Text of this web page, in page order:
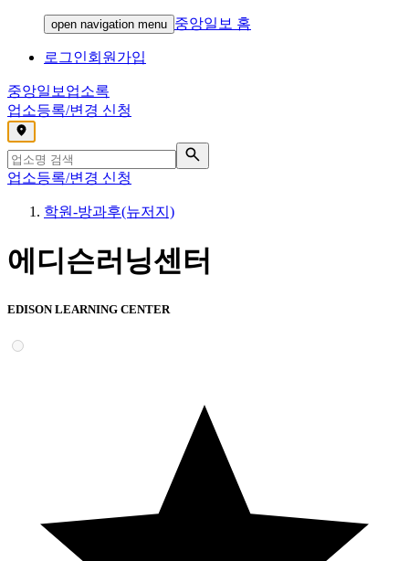
open navigation menu 중앙일보 홈
로그인회원가입
중앙일보 업소록
업소등록/변경 신청
,
업소등록/변경 신청
학원-방과후(뉴저지)
에디슨러닝센터
EDISON LEARNING CENTER